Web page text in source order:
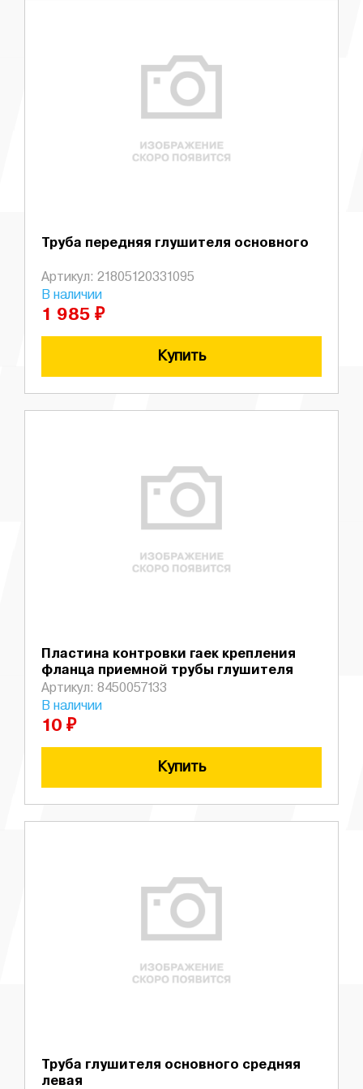
Труба передняя глушителя основного
Артикул: 21805120331095
В наличии
1 985 ₽
Купить
Пластина контровки гаек крепления
фланца приемной трубы глушителя
Артикул: 8450057133
В наличии
10 ₽
Купить
Труба глушителя основного средняя
левая